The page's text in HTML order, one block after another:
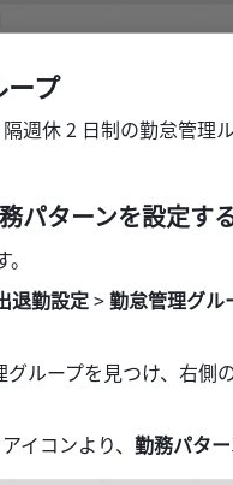
プ
週休 2 日制の勤怠管理
パターンを設定す
退勤設定 > 勤怠管理グル
グループを見つけ、右側
アイコンより、 勤務パタ